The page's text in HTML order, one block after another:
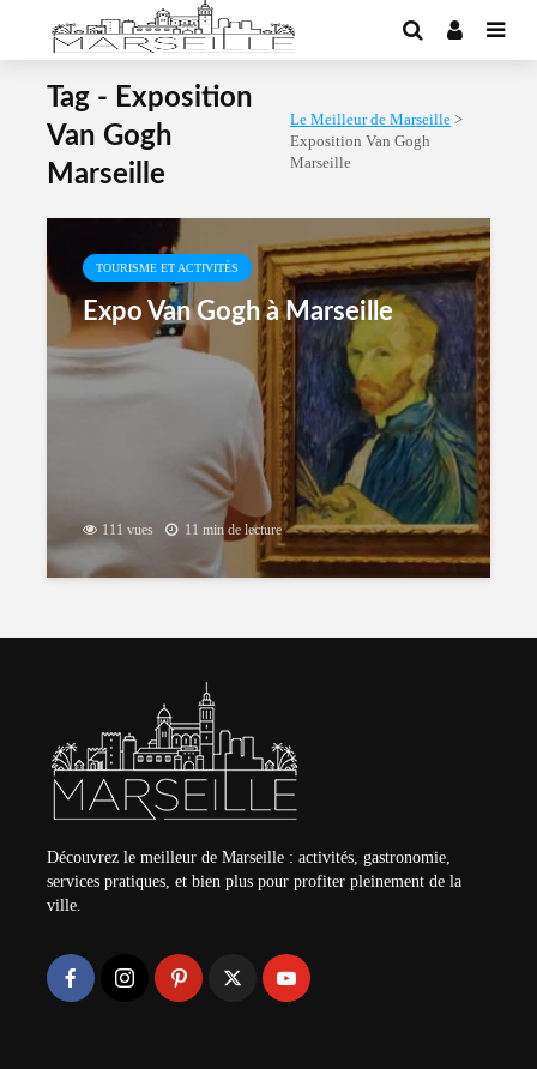
Tag - Exposition
Van Gogh
Marseille
Le Meilleur de Marseille >
Exposition Van Gogh
Marseille
TOURISME ET ACTIVITÉS
Expo Van Gogh à Marseille
111 vues 11 min de lecture
Découvrez le meilleur de Marseille : activités, gastronomie,
services pratiques, et bien plus pour profiter pleinement de la
ville.